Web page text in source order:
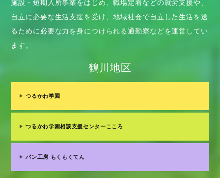
施設・短期入所事業をはじめ、職場定着などの就労支援や、
自立に必要な生活支援を受け、地域社会で自立した生活を送
るために必要な力を身につけられる通勤寮などを運営してい
ます。
鶴川地区
つるかわ学園
つるかわ学園相談支援センターこころ
パン工房 もくもくてん